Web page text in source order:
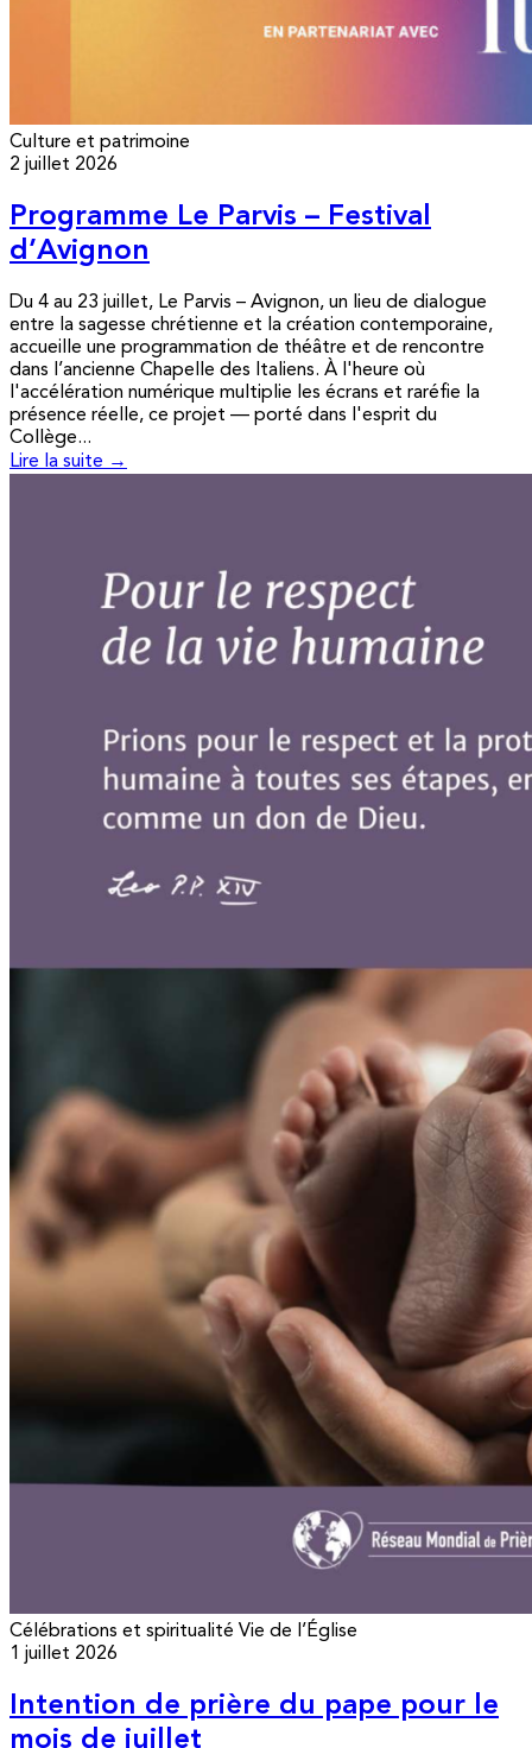
Culture et patrimoine
2 juillet 2026
Programme Le Parvis – Festival
d’Avignon
Du 4 au 23 juillet, Le Parvis – Avignon, un lieu de dialogue
entre la sagesse chrétienne et la création contemporaine,
accueille une programmation de théâtre et de rencontre
dans l’ancienne Chapelle des Italiens. À l'heure où
l'accélération numérique multiplie les écrans et raréfie la
présence réelle, ce projet — porté dans l'esprit du
Collège...
Lire la suite →
Célébrations et spiritualité Vie de l’Église
1 juillet 2026
Intention de prière du pape pour le
mois de juillet